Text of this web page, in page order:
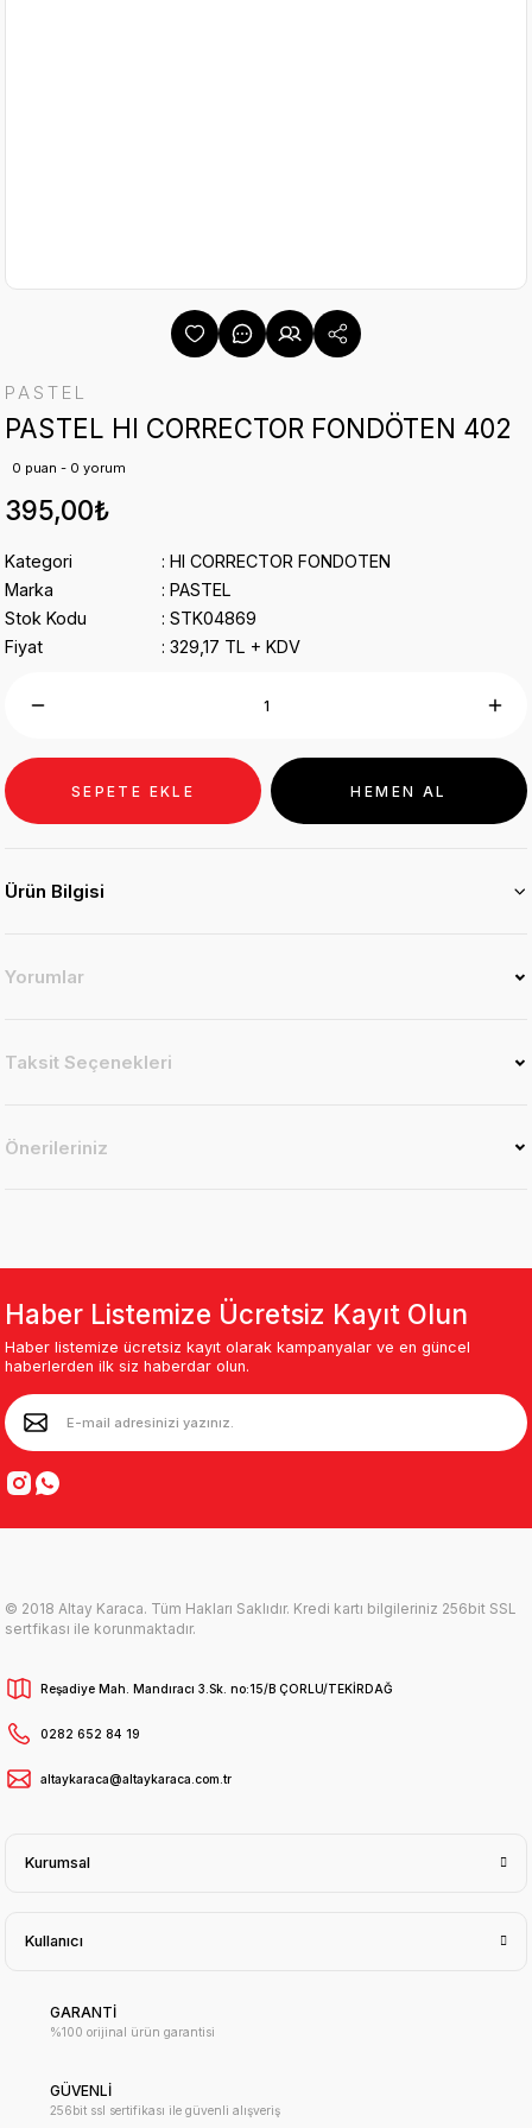
PASTEL
PASTEL HI CORRECTOR FONDÖTEN 402
0 puan - 0 yorum
395,00₺
Kategori
HI CORRECTOR FONDOTEN
Marka
PASTEL
Stok Kodu
STK04869
Fiyat
329,17 TL + KDV
SEPETE EKLE HEMEN AL
Ürün Bilgisi
Yorumlar
Taksit Seçenekleri
Önerileriniz
Haber Listemize Ücretsiz Kayıt Olun
Haber listemize ücretsiz kayıt olarak kampanyalar ve en güncel
haberlerden ilk siz haberdar olun.
© 2018 Altay Karaca. Tüm Hakları Saklıdır. Kredi kartı bilgileriniz 256bit SSL
sertfikası ile korunmaktadır.
Reşadiye Mah. Mandıracı 3.Sk. no:15/B ÇORLU/TEKİRDAĞ
0282 652 84 19
altaykaraca@altaykaraca.com.tr
Kurumsal
Kullanıcı
GARANTİ
%100 orijinal ürün garantisi
GÜVENLİ
256bit ssl sertifikası ile güvenli alışveriş